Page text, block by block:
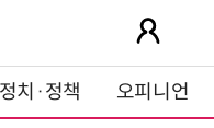
정치·정책 오피니언